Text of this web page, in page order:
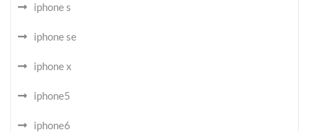
iphone s
iphone se
iphone x
iphone5
iphone6